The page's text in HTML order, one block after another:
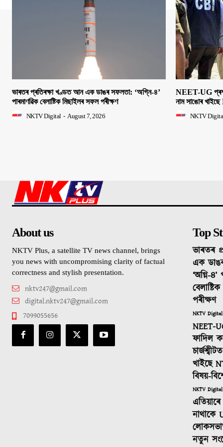
ভাৰতৰ প্ৰতিৰক্ষা খণ্ডত আন এক ডাঙৰ সফলতা: ‘অগ্নি-৪’
পাৰমাণৱিক বেলাষ্টিক মিছাইলৰ সফল পৰীক্ষণ
NKTV Digital - August 7, 2026
NEET-UG
নাম সাঙোৰ
NKTV
About us
NKTV Plus, a satellite TV news channel, brings
you news with uncompromising clarity of factual
correctness and stylish presentation.
nktv247@gmail.com
digital.nktv247@gmail.com
7099055656
Top
ভাৰতৰ
এক
‘অগ্নি-
পৰীক্ষণ
NKTV Digital
NEET-
ফাদিল
খাইছে
বিষয়-
NKTV Digital
নাথাকে
নতুন